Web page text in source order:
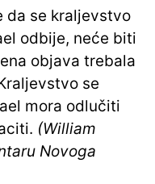
da se kraljevstvo
odbije, neće biti
objava trebala
se
mora odlučiti
(William
Novoga